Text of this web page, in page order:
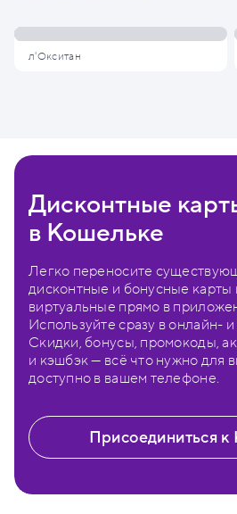
л'Окситан
Дисконтные
в Кошельке
Легко переносите
дисконтные и бонусные карты
виртуальные прямо в
Используйте сразу в онлайн-
Скидки, бонусы, промокоды,
и кэшбэк — всё что нужно для
доступно в вашем телефоне.
Присоединиться